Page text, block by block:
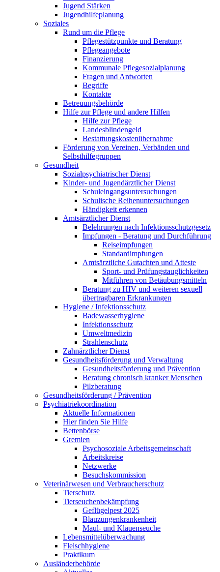
Jugend Stärken
Jugendhilfeplanung
Soziales
Rund um die Pflege
Pflegestützpunkte und Beratung
Pflegeangebote
Finanzierung
Kommunale Pflegesozialplanung
Fragen und Antworten
Begriffe
Kontakte
Betreuungsbehörde
Hilfe zur Pflege und andere Hilfen
Hilfe zur Pflege
Landesblindengeld
Bestattungskosten­übernahme
Förderung von Vereinen, Verbänden und
Selbsthilfegruppen
Gesundheit
Sozialpsychiatrischer Dienst
Kinder- und Jugendärztlicher Dienst
Schuleingangsuntersuchungen
Schulische Reihenuntersuchungen
Händigkeit erkennen
Amtsärztlicher Dienst
Belehrungen nach Infektionsschutzgesetz
Impfungen - Beratung und Durchführung
Reiseimpfungen
Standardimpfungen
Amtsärztliche Gutachten und Atteste
Sport- und Prüfungstauglichkeiten
Mitführen von Betäubungsmitteln
Beratung zu HIV und weiteren sexuell
übertragbaren Erkrankungen
Hygiene / Infektionsschutz
Badewasserhygiene
Infektionsschutz
Umweltmedizin
Strahlenschutz
Zahnärztlicher Dienst
Gesundheitsförderung und Verwaltung
Gesundheitsförderung und Prävention
Beratung chronisch kranker Menschen
Pilzberatung
Gesundheits­förderung / Prävention
Psychiatriekoordination
Aktuelle Informationen
Hier finden Sie Hilfe
Bettenbörse
Gremien
Psychosoziale Arbeits­gemeinschaft
Arbeitskreise
Netzwerke
Besuchskommission
Veterinärwesen und Verbraucherschutz
Tierschutz
Tierseuchenbekämpfung
Geflügelpest 2025
Blauzungenkrankenheit
Maul- und Klauenseuche
Lebensmittelüberwachung
Fleischhygiene
Praktikum
Ausländerbehörde